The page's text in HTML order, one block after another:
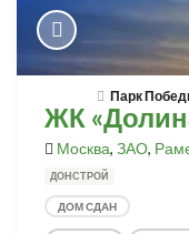
Парк
ЖК
Москва, ЗАО,
ДОНСТРОЙ
ДОМ СДАН